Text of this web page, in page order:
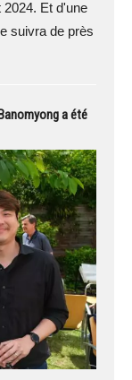
2024. Et d'une
suivra de près
a été